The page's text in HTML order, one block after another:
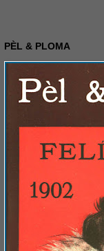
PÈL & PLOMA